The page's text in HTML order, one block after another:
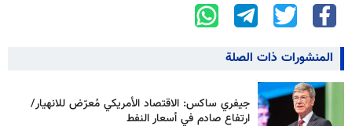
المنشورات ذات الصلة
جيفري ساكس: الاقتصاد الأمريكي مُعرّض للانهيار/
ارتفاع صادم في أسعار النفط